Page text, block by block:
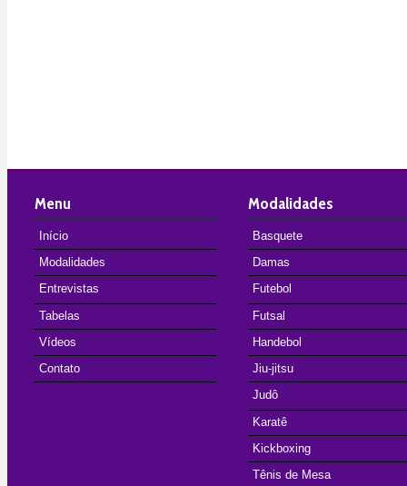
Menu
Início
Modalidades
Entrevistas
Tabelas
Vídeos
Contato
Modalidades
Basquete
Damas
Futebol
Futsal
Handebol
Jiu-jitsu
Judô
Karatê
Kickboxing
Tênis de Mesa